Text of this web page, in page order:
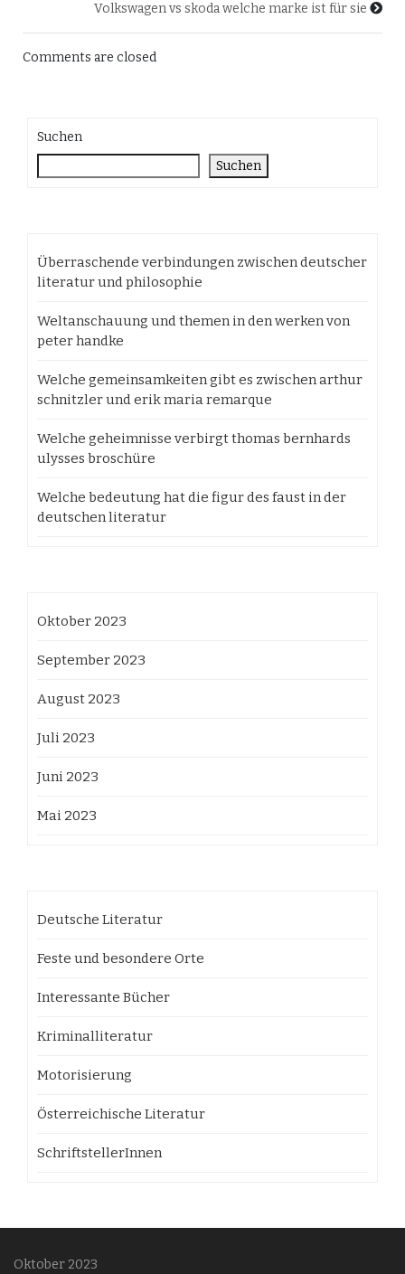
Volkswagen vs skoda welche marke ist für sie
Comments are closed
Suchen
Suchen
Überraschende verbindungen zwischen deutscher
literatur und philosophie
Weltanschauung und themen in den werken von
peter handke
Welche gemeinsamkeiten gibt es zwischen arthur
schnitzler und erik maria remarque
Welche geheimnisse verbirgt thomas bernhards
ulysses broschüre
Welche bedeutung hat die figur des faust in der
deutschen literatur
Oktober 2023
September 2023
August 2023
Juli 2023
Juni 2023
Mai 2023
Deutsche Literatur
Feste und besondere Orte
Interessante Bücher
Kriminalliteratur
Motorisierung
Österreichische Literatur
SchriftstellerInnen
Oktober 2023